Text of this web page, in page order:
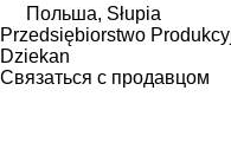
Польша, Słupia
Przedsiębiorstwo
Dziekan
Связаться с продавцом